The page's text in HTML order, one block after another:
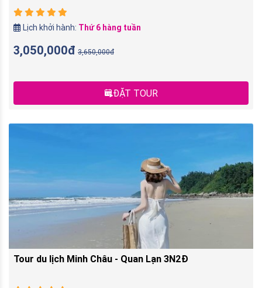
Lịch khởi hành: Thứ 6 hàng tuần
3,050,000đ 3,650,000đ
ĐẶT TOUR
Tour du lịch Minh Châu - Quan Lạn 3N2Đ